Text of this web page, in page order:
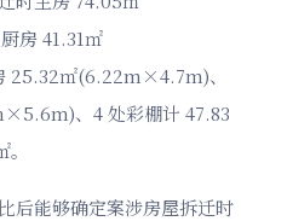
房 41.31㎡
㎡(6.22m×4.7m)、
、4 处彩棚计 47.83
后能够确定案涉房屋拆迁时